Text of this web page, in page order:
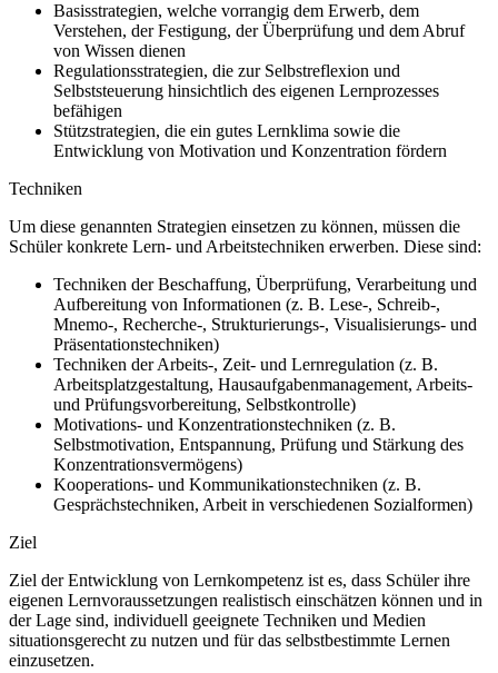
Basisstrategien, welche vorrangig dem Erwerb, dem
Verstehen, der Festigung, der Überprüfung und dem Abruf
von Wissen dienen
Regulationsstrategien, die zur Selbstreflexion und
Selbststeuerung hinsichtlich des eigenen Lernprozesses
befähigen
Stützstrategien, die ein gutes Lernklima sowie die
Entwicklung von Motivation und Konzentration fördern
Techniken
Um diese genannten Strategien einsetzen zu können, müssen die
Schüler konkrete Lern- und Arbeitstechniken erwerben. Diese sind:
Techniken der Beschaffung, Überprüfung, Verarbeitung und
Aufbereitung von Informationen (z. B. Lese-, Schreib-,
Mnemo-, Recherche-, Strukturierungs-, Visualisierungs- und
Präsentationstechniken)
Techniken der Arbeits-, Zeit- und Lernregulation (z. B.
Arbeitsplatzgestaltung, Hausaufgabenmanagement, Arbeits-
und Prüfungsvorbereitung, Selbstkontrolle)
Motivations- und Konzentrationstechniken (z. B.
Selbstmotivation, Entspannung, Prüfung und Stärkung des
Konzentrationsvermögens)
Kooperations- und Kommunikationstechniken (z. B.
Gesprächstechniken, Arbeit in verschiedenen Sozialformen)
Ziel
Ziel der Entwicklung von Lernkompetenz ist es, dass Schüler ihre
eigenen Lernvoraussetzungen realistisch einschätzen können und in
der Lage sind, individuell geeignete Techniken und Medien
situationsgerecht zu nutzen und für das selbstbestimmte Lernen
einzusetzen.